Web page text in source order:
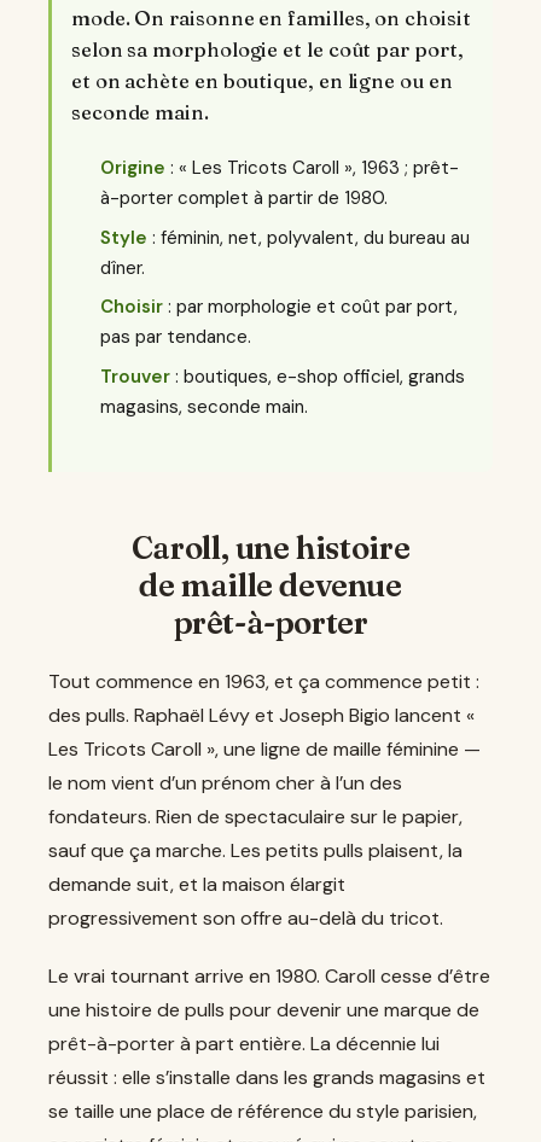
mode. On raisonne en familles, on choisit
selon sa morphologie et le coût par port,
et on achète en boutique, en ligne ou en
seconde main.
Origine : « Les Tricots Caroll », 1963 ; prêt-
à-porter complet à partir de 1980.
Style : féminin, net, polyvalent, du bureau au
dîner.
Choisir : par morphologie et coût par port,
pas par tendance.
Trouver : boutiques, e-shop officiel, grands
magasins, seconde main.
Caroll, une histoire
de maille devenue
prêt-à-porter
Tout commence en 1963, et ça commence petit :
des pulls. Raphaël Lévy et Joseph Bigio lancent «
Les Tricots Caroll », une ligne de maille féminine —
le nom vient d’un prénom cher à l’un des
fondateurs. Rien de spectaculaire sur le papier,
sauf que ça marche. Les petits pulls plaisent, la
demande suit, et la maison élargit
progressivement son offre au-delà du tricot.
Le vrai tournant arrive en 1980. Caroll cesse d’être
une histoire de pulls pour devenir une marque de
prêt-à-porter à part entière. La décennie lui
réussit : elle s’installe dans les grands magasins et
se taille une place de référence du style parisien,